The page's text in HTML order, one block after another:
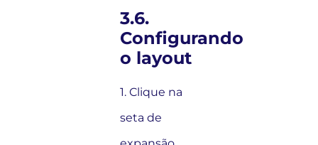
3.6.
Configurando
o layout
1. Clique na
seta de